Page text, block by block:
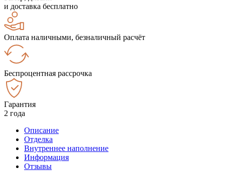
и доставка бесплатно
Оплата наличными, безналичный расчёт
Беспроцентная рассрочка
Гарантия
2 года
Описание
Отделка
Внутреннее наполнение
Информация
Отзывы